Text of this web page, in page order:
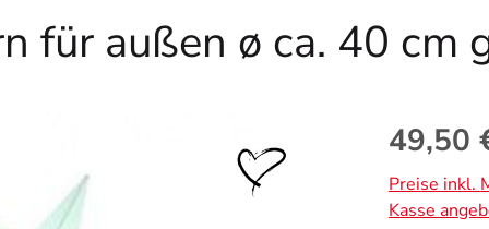
für außen ø ca. 40 cm
Regulärer
49,50
Preise inkl.
Kasse